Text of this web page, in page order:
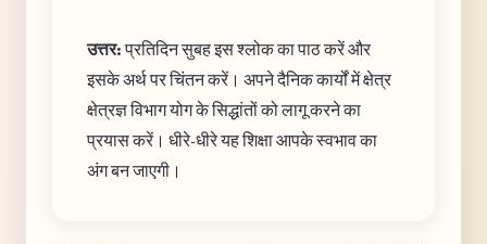
उत्तर:प्रतिदिन सुबह इस श्लोक का पाठ करें और
इसके अर्थ पर चिंतन करें। अपने दैनिक कार्यों में क्षेत्र
क्षेत्रज्ञ विभाग योग के सिद्धांतों को लागू करने का
प्रयास करें। धीरे-धीरे यह शिक्षा आपके स्वभाव का
अंग बन जाएगी।